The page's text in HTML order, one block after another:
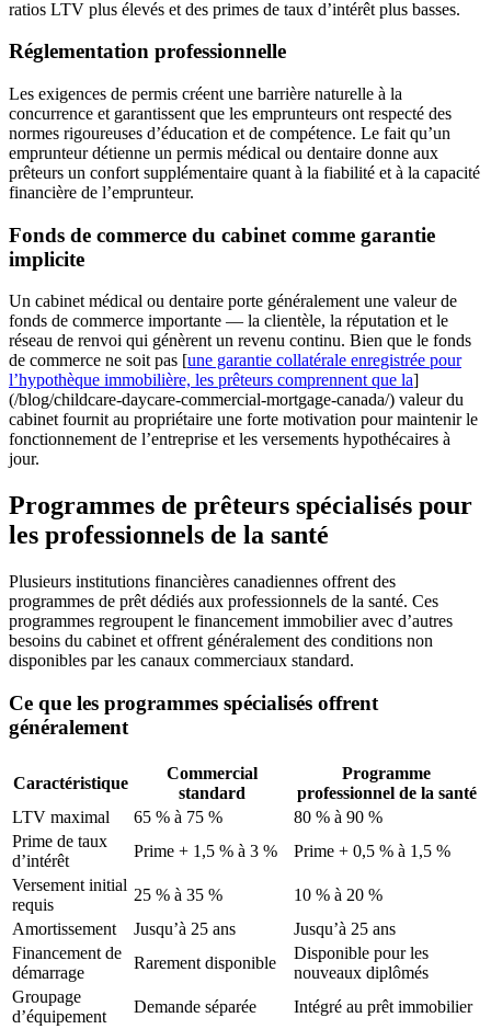
ratios LTV plus élevés et des primes de taux d’intérêt plus basses.
Réglementation professionnelle
Les exigences de permis créent une barrière naturelle à la
concurrence et garantissent que les emprunteurs ont respecté des
normes rigoureuses d’éducation et de compétence. Le fait qu’un
emprunteur détienne un permis médical ou dentaire donne aux
prêteurs un confort supplémentaire quant à la fiabilité et à la capacité
financière de l’emprunteur.
Fonds de commerce du cabinet comme garantie
implicite
Un cabinet médical ou dentaire porte généralement une valeur de
fonds de commerce importante — la clientèle, la réputation et le
réseau de renvoi qui génèrent un revenu continu. Bien que le fonds
de commerce ne soit pas [une garantie collatérale enregistrée pour
l’hypothèque immobilière, les prêteurs comprennent que la]
(/blog/childcare-daycare-commercial-mortgage-canada/) valeur du
cabinet fournit au propriétaire une forte motivation pour maintenir le
fonctionnement de l’entreprise et les versements hypothécaires à
jour.
Programmes de prêteurs spécialisés pour
les professionnels de la santé
Plusieurs institutions financières canadiennes offrent des
programmes de prêt dédiés aux professionnels de la santé. Ces
programmes regroupent le financement immobilier avec d’autres
besoins du cabinet et offrent généralement des conditions non
disponibles par les canaux commerciaux standard.
Ce que les programmes spécialisés offrent
généralement
Caractéristique
Commercial
standard
Programme
professionnel de la santé
LTV maximal
65 % à 75 %
80 % à 90 %
Prime de taux
d’intérêt
Prime + 1,5 % à 3 %
Prime + 0,5 % à 1,5 %
Versement initial
requis
25 % à 35 %
10 % à 20 %
Amortissement
Jusqu’à 25 ans
Jusqu’à 25 ans
Financement de
démarrage
Rarement disponible
Disponible pour les
nouveaux diplômés
Groupage
d’équipement
Demande séparée Intégré au prêt immobilier